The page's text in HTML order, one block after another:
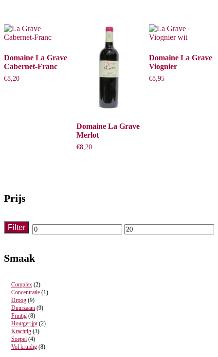
Domaine La Grave
Cabernet-Franc
€8,20
Domaine La Grave
Merlot
€8,20
Domaine La Grave
Viognier
€8,95
Prijs
Min. Max.
Filter
Smaak
Complex (2)
Concentratie (1)
Droog (9)
Duurzaam (9)
Fruitig (8)
Houtgerijpt (2)
Krachtig (3)
Soepel (4)
Vol kruidig (8)